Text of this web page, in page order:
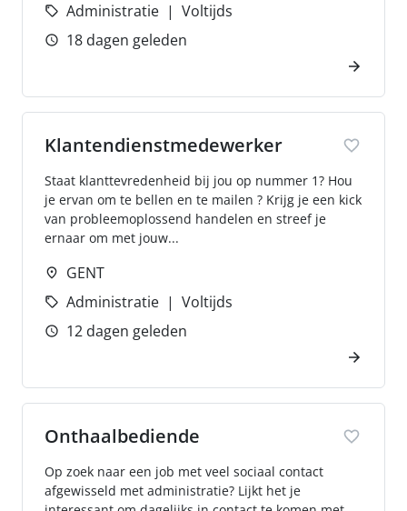
Administratie
Voltijds
18 dagen geleden
Klantendienstmedewerker
Staat klanttevredenheid bij jou op nummer 1? Hou
je ervan om te bellen en te mailen ? Krijg je een kick
van probleemoplossend handelen en streef je
ernaar om met jouw...
GENT
Administratie
Voltijds
12 dagen geleden
Onthaalbediende
Op zoek naar een job met veel sociaal contact
afgewisseld met administratie? Lijkt het je